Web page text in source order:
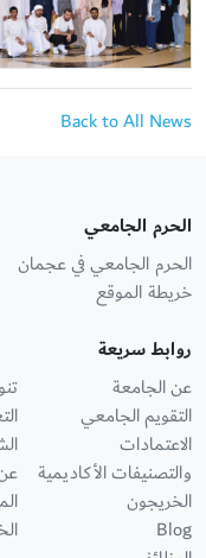
Back to All News
الحرم الجامعي
الحرم الجامعي في عجمان
خريطة الموقع
روابط سريعة
عن الجامعة
التقويم الجامعي
الاعتمادات
والتصنيفات الأكاديمية
الخريجون
Blog